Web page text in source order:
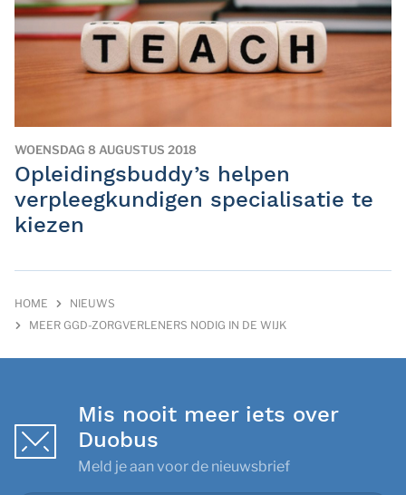
WOENSDAG 8 AUGUSTUS 2018
Opleidingsbuddy’s helpen
verpleegkundigen specialisatie te
kiezen
HOME
NIEUWS
MEER GGD-ZORGVERLENERS NODIG IN DE WIJK
Mis nooit meer iets over
Duobus
Meld je aan voor de nieuwsbrief